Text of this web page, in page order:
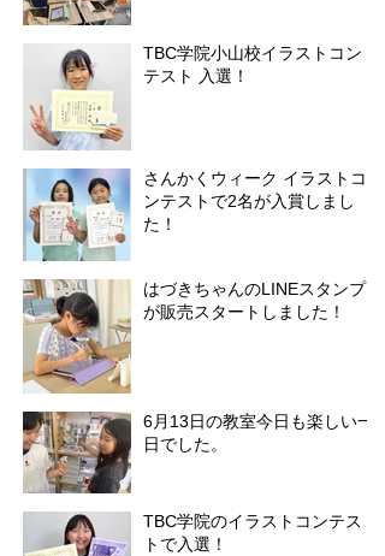
TBC学院小山校イラストコン
テスト 入選！
さんかくウィーク イラストコ
ンテストで2名が入賞しまし
た！
はづきちゃんのLINEスタンプ
が販売スタートしました！
6月13日の教室今日も楽しい一
日でした。
TBC学院のイラストコンテス
トで入選！